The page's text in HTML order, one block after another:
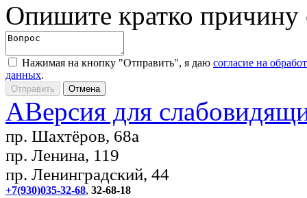
Опишите кратко
Нажимая на кнопку "Отправить", я даю согласие на
данных.
AВерсия для
пр. Шахтёров, 68а
пр. Ленина, 119
пр. Ленинградский, 44
+7(930)035-32-68, 32-68-18